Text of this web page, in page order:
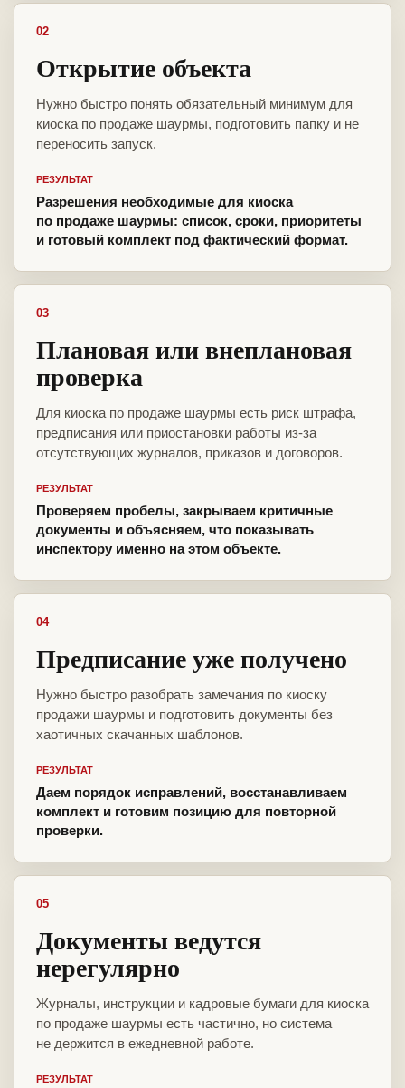
02
Открытие объекта
Нужно быстро понять обязательный минимум для
киоска по продаже шаурмы, подготовить папку и не
переносить запуск.
РЕЗУЛЬТАТ
Разрешения необходимые для киоска
по продаже шаурмы: список, сроки, приоритеты
и готовый комплект под фактический формат.
03
Плановая или внеплановая
проверка
Для киоска по продаже шаурмы есть риск штрафа,
предписания или приостановки работы из-за
отсутствующих журналов, приказов и договоров.
РЕЗУЛЬТАТ
Проверяем пробелы, закрываем критичные
документы и объясняем, что показывать
инспектору именно на этом объекте.
04
Предписание уже получено
Нужно быстро разобрать замечания по киоску
продажи шаурмы и подготовить документы без
хаотичных скачанных шаблонов.
РЕЗУЛЬТАТ
Даем порядок исправлений, восстанавливаем
комплект и готовим позицию для повторной
проверки.
05
Документы ведутся
нерегулярно
Журналы, инструкции и кадровые бумаги для киоска
по продаже шаурмы есть частично, но система
не держится в ежедневной работе.
РЕЗУЛЬТАТ